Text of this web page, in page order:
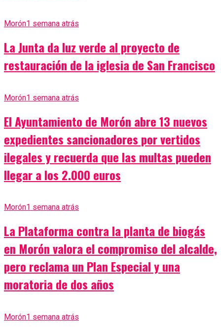
Morón1 semana atrás
La Junta da luz verde al proyecto de
restauración de la iglesia de San Francisco
Morón1 semana atrás
El Ayuntamiento de Morón abre 13 nuevos
expedientes sancionadores por vertidos
ilegales y recuerda que las multas pueden
llegar a los 2.000 euros
Morón1 semana atrás
La Plataforma contra la planta de biogás
en Morón valora el compromiso del alcalde,
pero reclama un Plan Especial y una
moratoria de dos años
Morón1 semana atrás